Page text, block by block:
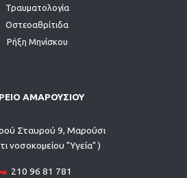
Τραυματολογία
Οστεοαθρίτιδα
Ρήξη Μηνίσκου
ΑΜΑΡΟΥΣΙΟΥ
Σταυρού 9, Μαρούσι
νοσοκομείου "Υγεία" )
210 96 81 781